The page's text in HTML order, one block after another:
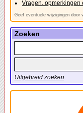
Vragen, opmerkingen
Geef eventuele wijzigingen door
Zoeken
Uitgebreid zoeken